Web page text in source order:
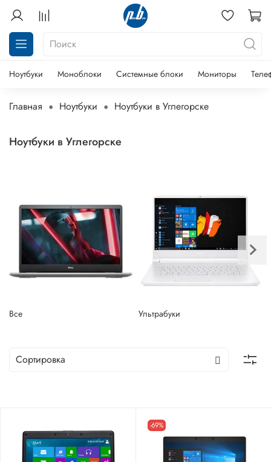
Ноутбуки Моноблоки Системные блоки Мониторы
Главная Ноутбуки Ноутбуки в Углегорске
Ноутбуки в Углегорске
Все Ультрабуки
-69%